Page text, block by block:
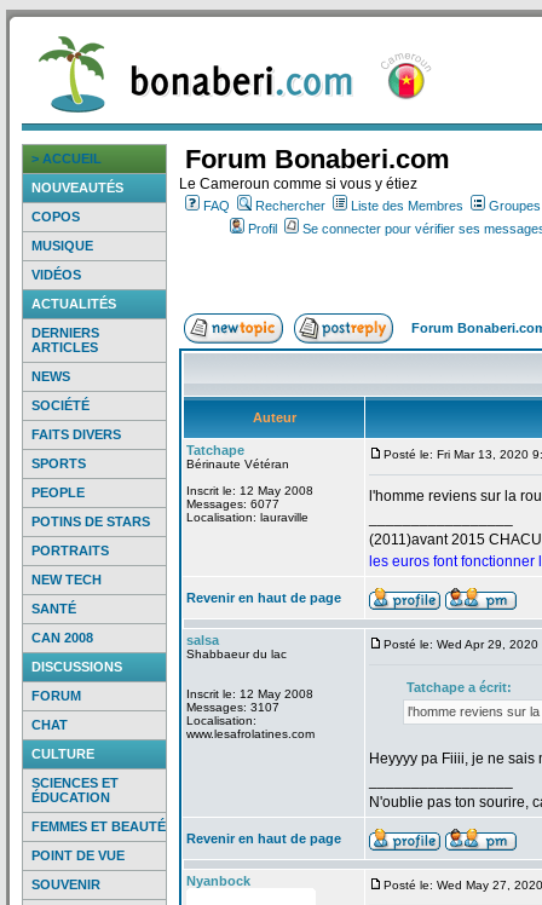
> ACCUEIL
NOUVEAUTÉS
COPOS
MUSIQUE
VIDÉOS
ACTUALITÉS
DERNIERS
ARTICLES
NEWS
SOCIÉTÉ
FAITS DIVERS
SPORTS
PEOPLE
POTINS DE STARS
PORTRAITS
NEW TECH
SANTÉ
CAN 2008
DISCUSSIONS
FORUM
CHAT
CULTURE
SCIENCES ET
ÉDUCATION
FEMMES ET BEAUTÉ
POINT DE VUE
SOUVENIR
Forum Bonaberi.com
Le Cameroun comme si vous y étiez
FAQ Rechercher Liste des Membres
Profil
Se connecter pour vérifier ses
Forum
Auteur
Tatchape
Bérinaute Vétéran
Inscrit le: 12 May 2008
Messages: 6077
Localisation: lauraville
Posté le: Fri Mar 13, 2020
l'homme reviens sur la
(2011)avant 2015
les euros font fonctionner
Revenir en haut de page
salsa
Shabbaeur du lac
Inscrit le: 12 May 2008
Messages: 3107
Localisation:
www.lesafrolatines.com
Posté le: Wed Apr 29, 2020
Tatchape a écrit:
l'homme reviens sur la
Heyyyy pa Fiiii, je ne sais
N'oublie pas ton sourire,
Revenir en haut de page
Nyanbock Posté le: Wed May 27,